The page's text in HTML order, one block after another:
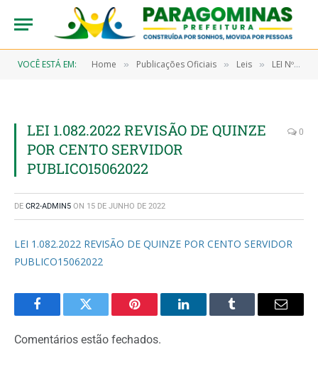
VOCÊ ESTÁ EM: Home » Publicações Oficiais » Leis » LEI Nº 1082/2022, DE 15 DE JUNHO DE 2022 (Dispõe sobre revisão do vencimento básico dos servidores públicos municipais ocupantes de cargos em provimento efetivo da Administração Pública Municipal, Direta e Indireta, e dá outras providências)
LEI 1.082.2022 REVISÃO DE QUINZE
POR CENTO SERVIDOR
PUBLICO15062022
0
DE CR2-ADMIN5 ON 15 DE JUNHO DE 2022
LEI 1.082.2022 REVISÃO DE QUINZE POR CENTO SERVIDOR
PUBLICO15062022
FacebookTwitter Pinterest LinkedInTumblr Email
Comentários estão fechados.